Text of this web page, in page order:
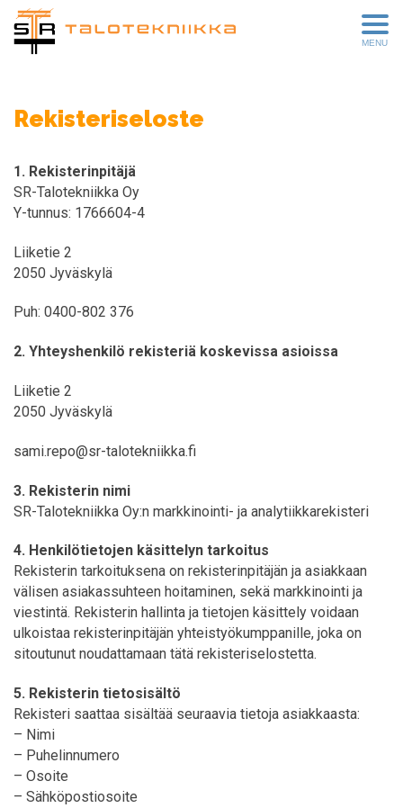
MENU
Rekisteriseloste
1. Rekisterinpitäjä
SR-Talotekniikka Oy
Y-tunnus: 1766604-4
Liiketie 2
2050 Jyväskylä
Puh: 0400-802 376
2. Yhteyshenkilö rekisteriä koskevissa asioissa
Liiketie 2
2050 Jyväskylä
sami.repo@sr-talotekniikka.fi
3. Rekisterin nimi
SR-Talotekniikka Oy:n markkinointi- ja analytiikkarekisteri
4. Henkilötietojen käsittelyn tarkoitus
Rekisterin tarkoituksena on rekisterinpitäjän ja asiakkaan
välisen asiakassuhteen hoitaminen, sekä markkinointi ja
viestintä. Rekisterin hallinta ja tietojen käsittely voidaan
ulkoistaa rekisterinpitäjän yhteistyökumppanille, joka on
sitoutunut noudattamaan tätä rekisteriselostetta.
5. Rekisterin tietosisältö
Rekisteri saattaa sisältää seuraavia tietoja asiakkaasta:
– Nimi
– Puhelinnumero
– Osoite
– Sähköpostiosoite